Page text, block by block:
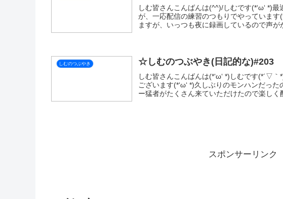
しむのつぶやき(日記的な)#342
しむ皆さんこんばんは(*´▽｀*)しむです('ω')
しむのつぶやき(日記的な)#416
しむ皆さんこんばんは(*‘ω‘ *)しむです('ω')ノ